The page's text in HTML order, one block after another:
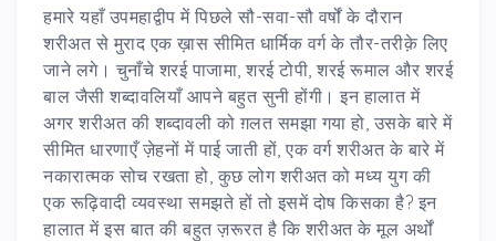
हमारे यहाँ उपमहाद्वीप में पिछले सौ-सवा-सौ वर्षों के दौरान
शरीअत से मुराद एक ख़ास सीमित धार्मिक वर्ग के तौर-तरीक़े लिए
जाने लगे। चुनाँचे शरई पाजामा, शरई टोपी, शरई रूमाल और शरई
बाल जैसी शब्दावलियाँ आपने बहुत सुनी होंगी। इन हालात में
अगर शरीअत की शब्दावली को ग़लत समझा गया हो, उसके बारे में
सीमित धारणाएँ ज़ेहनों में पाई जाती हों, एक वर्ग शरीअत के बारे में
नकारात्मक सोच रखता हो, कुछ लोग शरीअत को मध्य युग की
एक रूढ़िवादी व्यवस्था समझते हों तो इसमें दोष किसका है? इन
हालात में इस बात की बहुत ज़रूरत है कि शरीअत के मूल अर्थों